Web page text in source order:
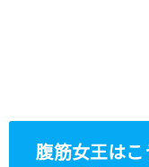
腹筋女王はこ